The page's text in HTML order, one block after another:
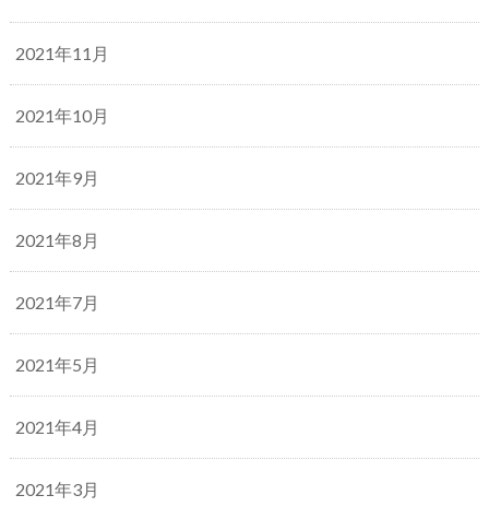
2021年11月
2021年10月
2021年9月
2021年8月
2021年7月
2021年5月
2021年4月
2021年3月